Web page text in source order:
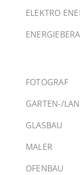
ELEKTRO
FOTOGRAF
GARTEN-/
GLASBAU
MALER
OFENBAU